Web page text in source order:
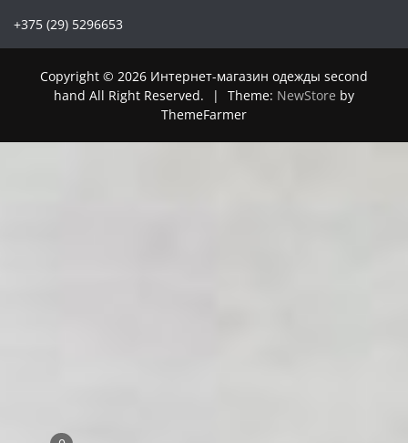
+375 (29) 5296653
Copyright © 2026 Интернет-магазин одежды second
hand All Right Reserved.
| Theme: NewStore by
ThemeFarmer